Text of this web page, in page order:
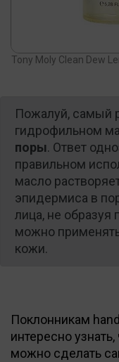
Tony Moly Clean Dew
Пожалуй, самый
гидрофильном
поры. Ответ
правильном
масло
эпидермиса в
лица, не образуя
можно
кожи.
Поклонникам
интересно
можно сделать